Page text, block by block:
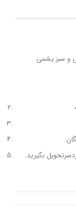
و سبز یشمی
بگیرید.